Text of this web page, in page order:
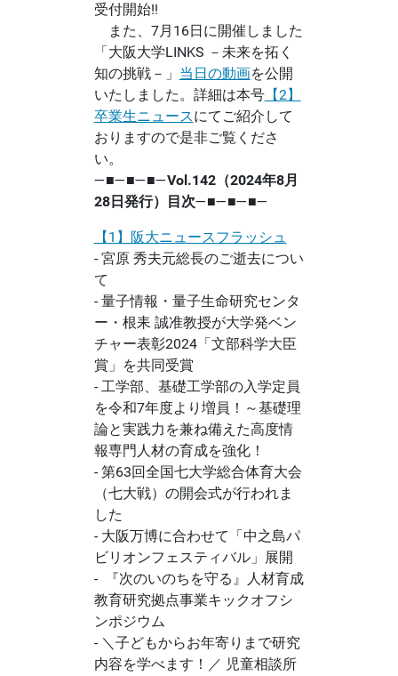
受付開始!!
また、7月16日に開催しました
「大阪大学LINKS －未来を拓く
知の挑戦－」 当日の動画を公開
いたしました。詳細は本号【2】
卒業生ニュースにてご紹介して
おりますので是非ご覧くださ
い。
―■―■―■―Vol.142（2024年8月
28日発行）目次―■―■―■―
【1】阪大ニュースフラッシュ
- 宮原 秀夫元総長のご逝去につい
て
- 量子情報・量子生命研究センタ
ー・根耒 誠准教授が大学発ベン
チャー表彰2024「文部科学大臣
賞」を共同受賞
- 工学部、基礎工学部の入学定員
を令和7年度より増員！～基礎理
論と実践力を兼ね備えた高度情
報専門人材の育成を強化！
- 第63回全国七大学総合体育大会
（七大戦）の開会式が行われま
した
- 大阪万博に合わせて「中之島パ
ビリオンフェスティバル」展開
- 『次のいのちを守る』人材育成
教育研究拠点事業キックオフシ
ンポジウム
- ＼子どもからお年寄りまで研究
内容を学べます！／ 児童相談所